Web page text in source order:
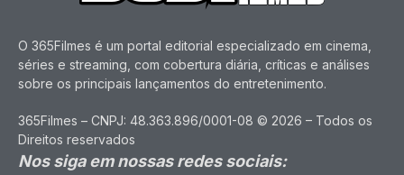
O 365Filmes é um portal editorial especializado em cinema,
séries e streaming, com cobertura diária, críticas e análises
sobre os principais lançamentos do entretenimento.
365Filmes – CNPJ: 48.363.896/0001-08 © 2026 – Todos os
Direitos reservados
Nos siga em nossas redes sociais: